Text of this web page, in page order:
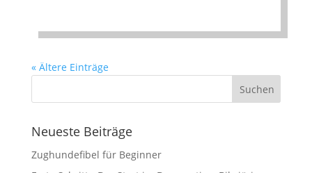
« Ältere Einträge
Neueste Beiträge
Zughundefibel für Beginner